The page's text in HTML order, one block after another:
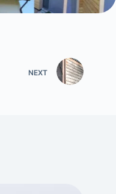
NEXT